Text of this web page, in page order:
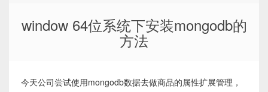
window 64位系统下安装mongodb的
方法
今天公司尝试使用mongodb数据去做商品的属性扩展管理，